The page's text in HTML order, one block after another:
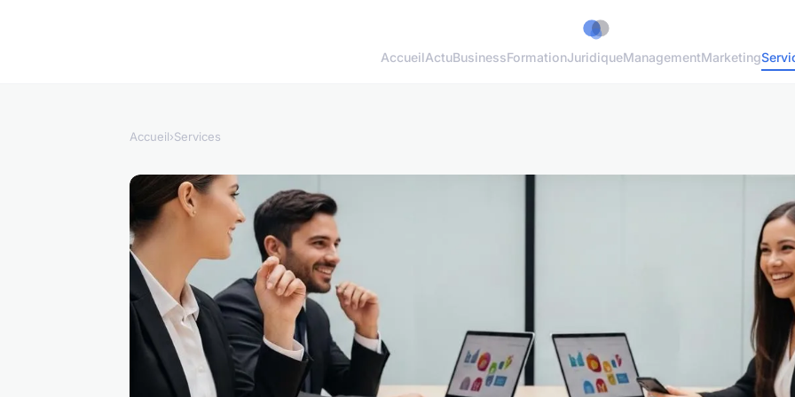
AccueilActuBusinessFormationJuridiqueManagementMarketing
Accueil›Services